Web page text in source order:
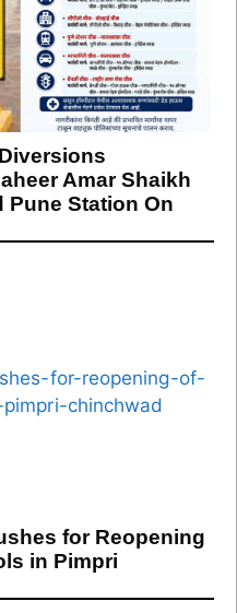
Amar Shaikh
Pune Station On
for Reopening
in Pimpri